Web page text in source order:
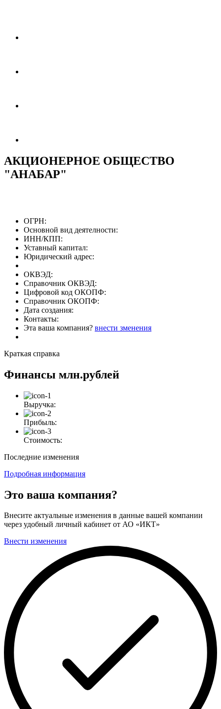
АКЦИОНЕРНОЕ ОБЩЕСТВО
"АНАБАР"
ОГРН:
Основной вид деятелности:
ИНН/КПП:
Уставный капитал:
Юридический адрес:
ОКВЭД:
Справочник ОКВЭД:
Цифровой код ОКОПФ:
Справочник ОКОПФ:
Дата создания:
Контакты:
Эта ваша компания? внести зменения
Краткая справка
Финансы млн.рублей
Выручка:
Прибыль:
Стоимость:
Последние изменения
Подробная информация
Это ваша компания?
Внесите актуальные изменения в данные вашей компании
через удобный личный кабинет от АО «ИКТ»
Внести изменения